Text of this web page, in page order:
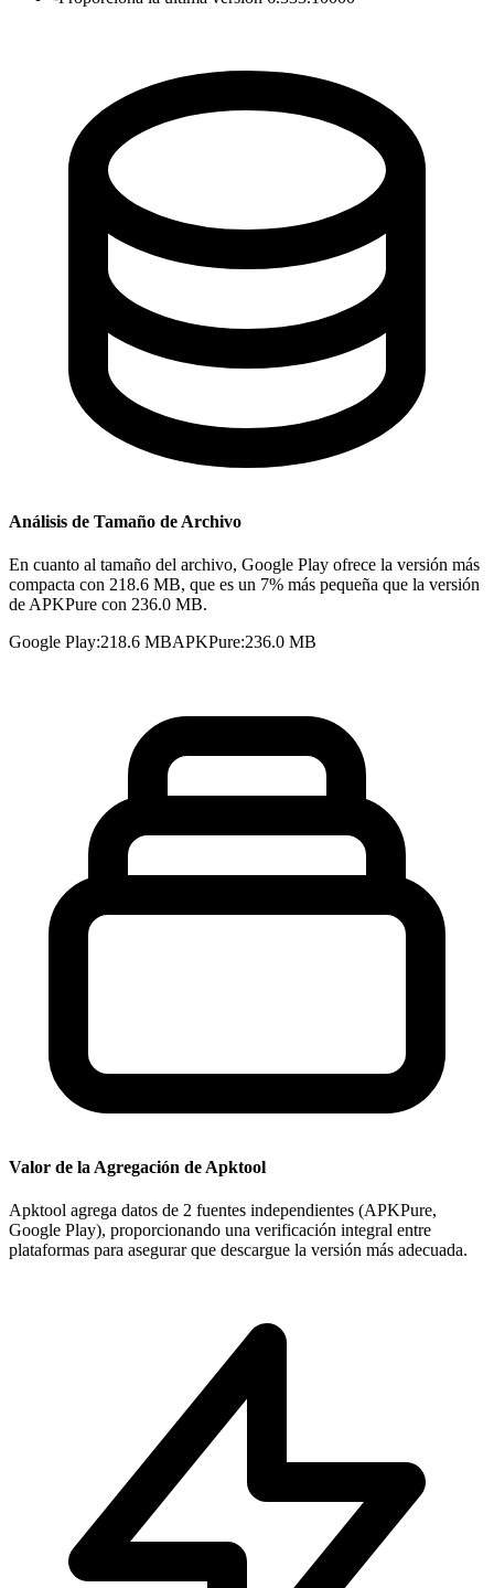
Análisis de Tamaño de Archivo
En cuanto al tamaño del archivo, Google Play ofrece la versión más
compacta con 218.6 MB, que es un 7% más pequeña que la versión
de APKPure con 236.0 MB.
Google Play:218.6 MBAPKPure:236.0 MB
Valor de la Agregación de Apktool
Apktool agrega datos de 2 fuentes independientes (APKPure,
Google Play), proporcionando una verificación integral entre
plataformas para asegurar que descargue la versión más adecuada.